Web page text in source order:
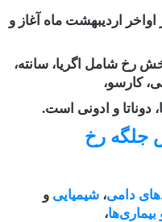
اردیبهشت ماه آغاز و
رخ شامل اگریا، سانته،
کارسو،
دوناتا و ادونی است.
جلگه رخ
دامی، شیمیایی و
بیماری‌ها،